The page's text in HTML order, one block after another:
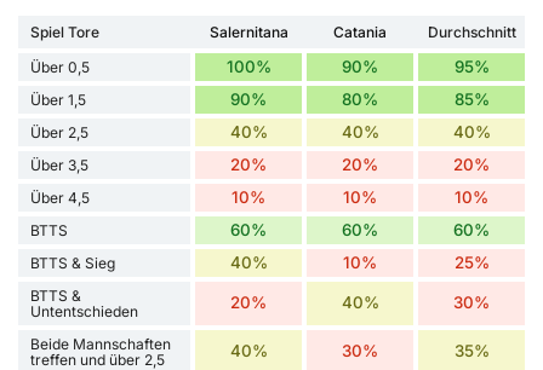
Spiel Tore Salernitana Catania
Durchschnitt
Über 0,5
100% 90% 95%
Über 1,5 90% 80% 85%
Über 2,5 40% 40% 40%
Über 3,5 20% 20% 20%
Über 4,5 10% 10% 10%
BTTS 60% 60% 60%
BTTS & Sieg 40% 10% 25%
BTTS &
Untentschieden
20% 40% 30%
Beide Mannschaften
treffen und über 2,5
40% 30% 35%